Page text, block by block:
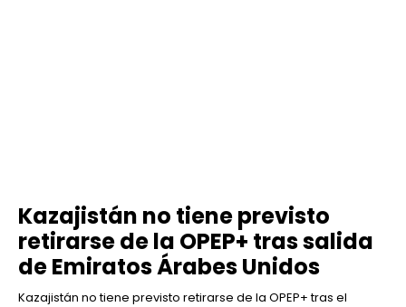
Kazajistán no tiene previsto
retirarse de la OPEP+ tras salida
de Emiratos Árabes Unidos
Kazajistán no tiene previsto retirarse de la OPEP+ tras el